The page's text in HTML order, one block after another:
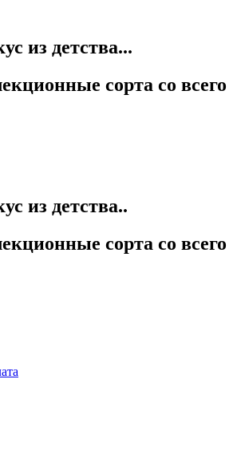
из детства...
сорта со всего
из детства..
сорта со всего